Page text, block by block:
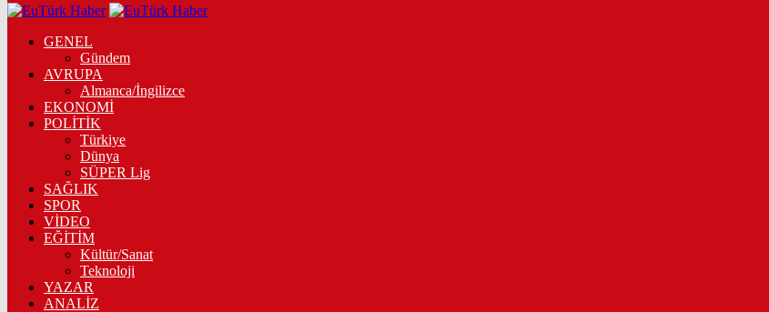
GENEL
Gündem
AVRUPA
Almanca/İngilizce
EKONOMİ
POLİTİK
Türkiye
Dünya
SÜPER Lig
SAĞLIK
SPOR
VİDEO
EĞİTİM
Kültür/Sanat
Teknoloji
YAZAR
ANALİZ